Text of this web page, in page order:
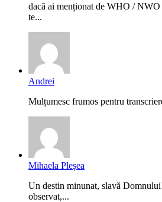
dacă ai menționat de WHO /
te...
Andrei
Mulțumesc frumos pentru
Mihaela Pleșea
Un destin minunat, slavă
observat,...